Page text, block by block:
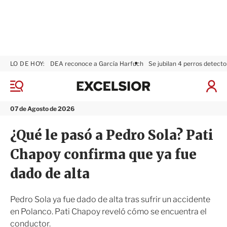
M
n
07 de Agosto de 2026
LO DE HOY: DEA reconoce a García Harfuch Se jubilan 4 perros
I
i
a
x
s
i
r
¿Qué le pasó a Pedro Sola? Pati
Chapoy confirma que ya fue
dado de alta
Pedro Sola ya fue dado de alta tras sufrir un accidente
en Polanco. Pati Chapoy reveló cómo se encuentra el
conductor.